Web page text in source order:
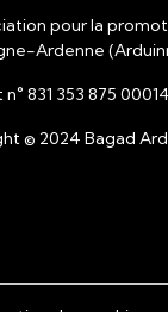
la promotion
Ardenne
875 00014
Bagad